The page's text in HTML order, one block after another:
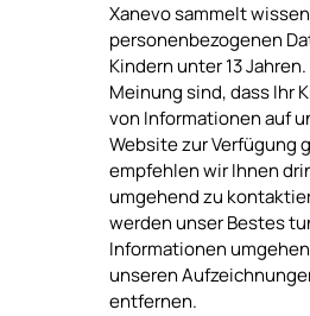
Xanevo sammelt
personenbezogenen
Kindern unter 13
Meinung sind, dass Ihr
von Informationen auf
Website zur Verfügung
empfehlen wir Ihnen
umgehend zu
werden unser Bestes
Informationen
unseren
entfernen.